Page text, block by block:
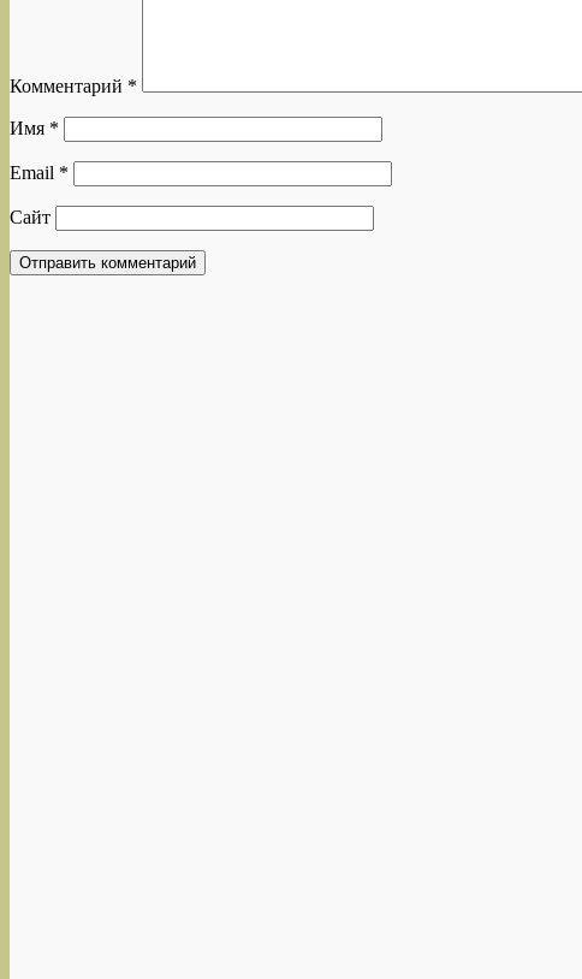
Комментарий *
Имя *
Email *
Сайт